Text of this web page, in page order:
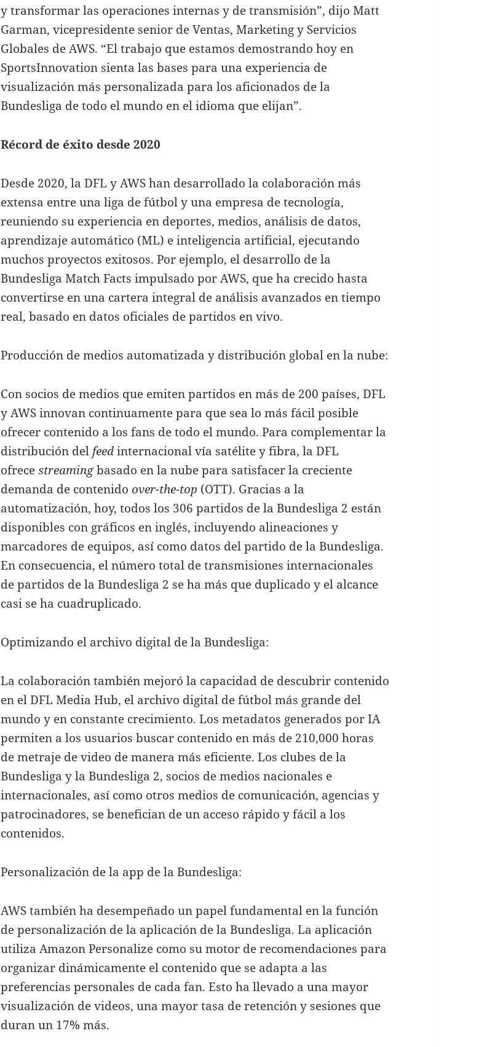
y transformar las operaciones internas y de transmisión”, dijo Matt
Garman, vicepresidente senior de Ventas, Marketing y Servicios
Globales de AWS. “El trabajo que estamos demostrando hoy en
SportsInnovation sienta las bases para una experiencia de
visualización más personalizada para los aficionados de la
Bundesliga de todo el mundo en el idioma que elijan”.
Récord de éxito desde 2020
Desde 2020, la DFL y AWS han desarrollado la colaboración más
extensa entre una liga de fútbol y una empresa de tecnología,
reuniendo su experiencia en deportes, medios, análisis de datos,
aprendizaje automático (ML) e inteligencia artificial, ejecutando
muchos proyectos exitosos. Por ejemplo, el desarrollo de la
Bundesliga Match Facts impulsado por AWS, que ha crecido hasta
convertirse en una cartera integral de análisis avanzados en tiempo
real, basado en datos oficiales de partidos en vivo.
Producción de medios automatizada y distribución global en la nube:
Con socios de medios que emiten partidos en más de 200 países, DFL
y AWS innovan continuamente para que sea lo más fácil posible
ofrecer contenido a los fans de todo el mundo. Para complementar la
distribución del feedinternacional vía satélite y fibra, la DFL
ofrecestreamingbasado en la nube para satisfacer la creciente
demanda de contenidoover-the-top (OTT). Gracias a la
automatización, hoy, todos los 306 partidos de la Bundesliga 2 están
disponibles con gráficos en inglés, incluyendo alineaciones y
marcadores de equipos, así como datos del partido de la Bundesliga.
En consecuencia, el número total de transmisiones internacionales
de partidos de la Bundesliga 2 se ha más que duplicado y el alcance
casi se ha cuadruplicado.
Optimizando el archivo digital de la Bundesliga:
La colaboración también mejoró la capacidad de descubrir contenido
en el DFL Media Hub, el archivo digital de fútbol más grande del
mundo y en constante crecimiento. Los metadatos generados por IA
permiten a los usuarios buscar contenido en más de 210,000 horas
de metraje de video de manera más eficiente. Los clubes de la
Bundesliga y la Bundesliga 2, socios de medios nacionales e
internacionales, así como otros medios de comunicación, agencias y
patrocinadores, se benefician de un acceso rápido y fácil a los
contenidos.
Personalización de la app de la Bundesliga:
AWS también ha desempeñado un papel fundamental en la función
de personalización de la aplicación de la Bundesliga. La aplicación
utiliza Amazon Personalize como su motor de recomendaciones para
organizar dinámicamente el contenido que se adapta a las
preferencias personales de cada fan. Esto ha llevado a una mayor
visualización de videos, una mayor tasa de retención y sesiones que
duran un 17% más.